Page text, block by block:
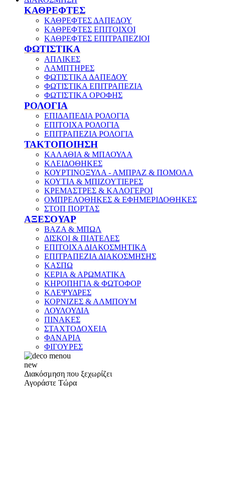
ΚΑΘΡΕΦΤΕΣ
ΚΑΘΡΕΦΤΕΣ ΔΑΠΕΔΟΥ
ΚΑΘΡΕΦΤΕΣ ΕΠΙΤΟΙΧΟΙ
ΚΑΘΡΕΦΤΕΣ ΕΠΙΤΡΑΠΕΖΙΟΙ
ΦΩΤΙΣΤΙΚΑ
ΑΠΛΙΚΕΣ
ΛΑΜΠΤΗΡΕΣ
ΦΩΤΙΣΤΙΚΑ ΔΑΠΕΔΟΥ
ΦΩΤΙΣΤΙΚΑ ΕΠΙΤΡΑΠΕΖΙΑ
ΦΩΤΙΣΤΙΚΑ ΟΡΟΦΗΣ
ΡΟΛΟΓΙΑ
ΕΠΙΔΑΠΕΔΙΑ ΡΟΛΟΓΙΑ
ΕΠΙΤΟΙΧΑ ΡΟΛΟΓΙΑ
ΕΠΙΤΡΑΠΕΖΙΑ ΡΟΛΟΓΙΑ
ΤΑΚΤΟΠΟΙΗΣΗ
ΚΑΛΑΘΙΑ & ΜΠΑΟΥΛΑ
ΚΛΕΙΔΟΘΗΚΕΣ
ΚΟΥΡΤΙΝΟΞΥΛΑ - ΑΜΠΡΑΖ & ΠΟΜΟΛΑ
ΚΟΥΤΙΑ & ΜΠΙΖΟΥΤΙΕΡΕΣ
ΚΡΕΜΑΣΤΡΕΣ & ΚΑΛΟΓΕΡΟΙ
ΟΜΠΡΕΛΟΘΗΚΕΣ & ΕΦΗΜΕΡΙΔΟΘΗΚΕΣ
ΣΤΟΠ ΠΟΡΤΑΣ
ΑΞΕΣΟΥΑΡ
ΒΑΖΑ & ΜΠΩΛ
ΔΙΣΚΟΙ & ΠΙΑΤΕΛΕΣ
ΕΠΙΤΟΙΧΑ ΔΙΑΚΟΣΜΗΤΙΚΑ
ΕΠΙΤΡΑΠΕΖΙΑ ΔΙΑΚΟΣΜΗΣΗΣ
ΚΑΣΠΩ
ΚΕΡΙΑ & ΑΡΩΜΑΤΙΚΑ
ΚΗΡΟΠΗΓΙΑ & ΦΩΤΟΦΟΡ
ΚΛΕΨΥΔΡΕΣ
ΚΟΡΝΙΖΕΣ & ΑΛΜΠΟΥΜ
ΛΟΥΛΟΥΔΙΑ
ΠΙΝΑΚΕΣ
ΣΤΑΧΤΟΔΟΧΕΙΑ
ΦΑΝΑΡΙΑ
ΦΙΓΟΥΡΕΣ
new
Διακόσμηση που ξεχωρίζει
Αγοράστε Τώρα